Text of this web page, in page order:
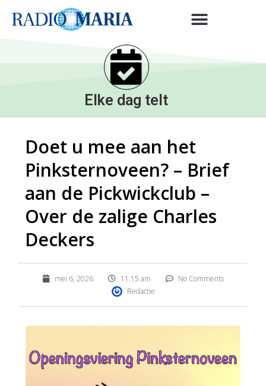
Elke dag telt
Doet u mee aan het
Pinksternoveen? – Brief
aan de Pickwickclub –
Over de zalige Charles
Deckers
mei 6, 2026 11:15 am
No Comments
Redactie